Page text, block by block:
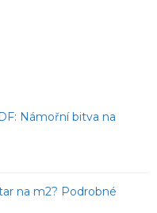
Námořní bitva na
na m2? Podrobné